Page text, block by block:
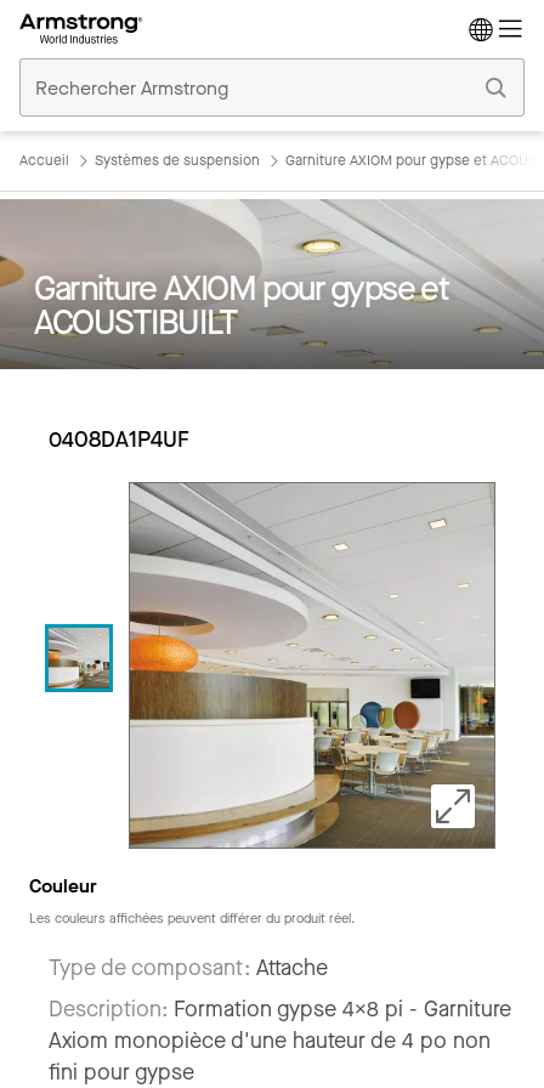
Plafonds
Commerciaux
Accueil Systèmes de suspension Garniture AXIOM pour gypse et
Garniture AXIOM pour gypse et
ACOUSTIBUILT
0408DA1P4UF
Couleur
Les couleurs affichées peuvent différer du produit réel.
Type de composant: Attache
Description: Formation gypse 4x8 pi - Garniture
Axiom monopièce d'une hauteur de 4 po non
fini pour gypse